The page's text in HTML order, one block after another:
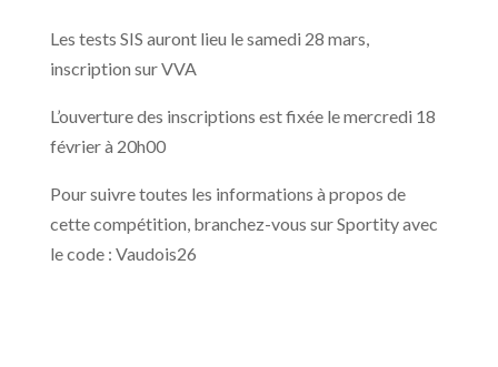
Les tests SIS auront lieu le samedi 28 mars,
inscription sur VVA
L’ouverture des inscriptions est fixée le mercredi 18
février à 20h00
Pour suivre toutes les informations à propos de
cette compétition, branchez-vous sur Sportity avec
le code : Vaudois26